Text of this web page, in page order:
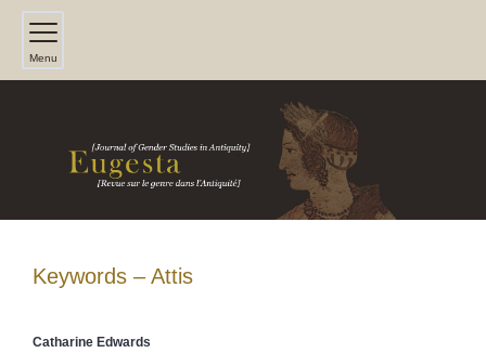
Menu
Keywords – Attis
Catharine Edwards